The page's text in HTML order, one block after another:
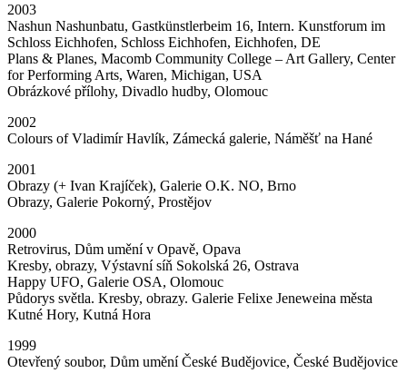
2003
Nashun Nashunbatu, Gastkünstlerbeim 16, Intern. Kunstforum im
Schloss Eichhofen, Schloss Eichhofen, Eichhofen, DE
Plans & Planes, Macomb Community College – Art Gallery, Center
for Performing Arts, Waren, Michigan, USA
Obrázkové přílohy, Divadlo hudby, Olomouc
2002
Colours of Vladimír Havlík, Zámecká galerie, Náměšť na Hané
2001
Obrazy (+ Ivan Krajíček), Galerie O.K. NO, Brno
Obrazy, Galerie Pokorný, Prostějov
2000
Retrovirus, Dům umění v Opavě, Opava
Kresby, obrazy, Výstavní síň Sokolská 26, Ostrava
Happy UFO, Galerie OSA, Olomouc
Půdorys světla. Kresby, obrazy. Galerie Felixe Jeneweina města
Kutné Hory, Kutná Hora
1999
Otevřený soubor, Dům umění České Budějovice, České Budějovice